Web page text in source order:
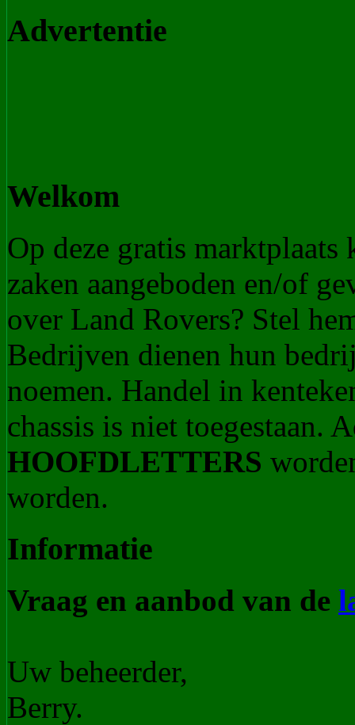
Advertentie
Welkom
Op deze gratis marktplaats
zaken aangeboden en/of
over Land Rovers? Stel
Bedrijven dienen hun
noemen. Handel in
chassis is niet toegestaan.
HOOFDLETTERS
worden.
Informatie
Vraag en aanbod van de
Uw beheerder,
Berry.